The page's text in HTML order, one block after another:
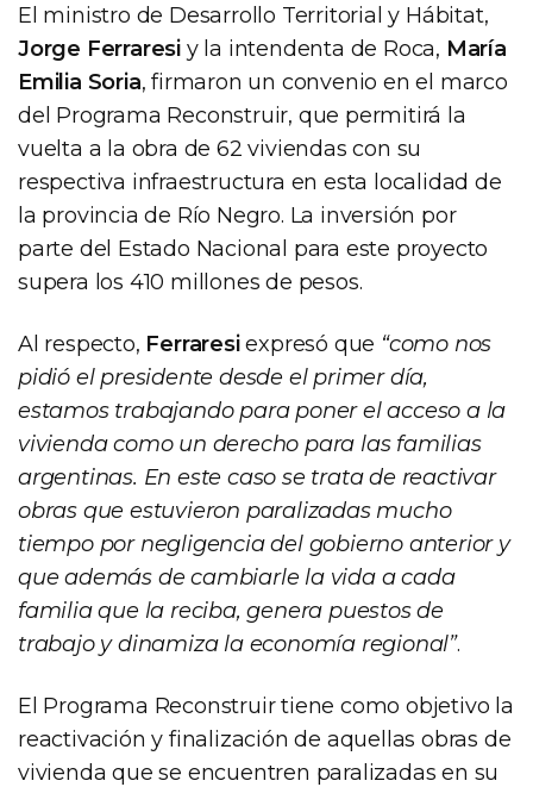
El ministro de Desarrollo Territorial y Hábitat,
Jorge Ferraresi y la intendenta de Roca, María
Emilia Soria, firmaron un convenio en el marco
del Programa Reconstruir, que permitirá la
vuelta a la obra de 62 viviendas con su
respectiva infraestructura en esta localidad de
la provincia de Río Negro. La inversión por
parte del Estado Nacional para este proyecto
supera los 410 millones de pesos.
Al respecto, Ferraresiexpresó que “como nos
pidió el presidente desde el primer día,
estamos trabajando para poner el acceso a la
vivienda como un derecho para las familias
argentinas. En este caso se trata de reactivar
obras que estuvieron paralizadas mucho
tiempo por negligencia del gobierno anterior y
que además de cambiarle la vida a cada
familia que la reciba, genera puestos de
trabajo y dinamiza la economía regional”.
El Programa Reconstruir tiene como objetivo la
reactivación y finalización de aquellas obras de
vivienda que se encuentren paralizadas en su